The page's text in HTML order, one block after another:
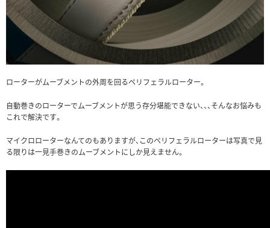
ローターがムーブメントの外周を回るペリフェラルローター。
自動巻きのローターでムーブメントが思う存分堪能できない、、、そんなお悩みも
これで解決です。
マイクロローターなんてのもありますが、このペリフェラルローターは写真で見
る限りは一見手巻きのムーブメントにしか見えません。